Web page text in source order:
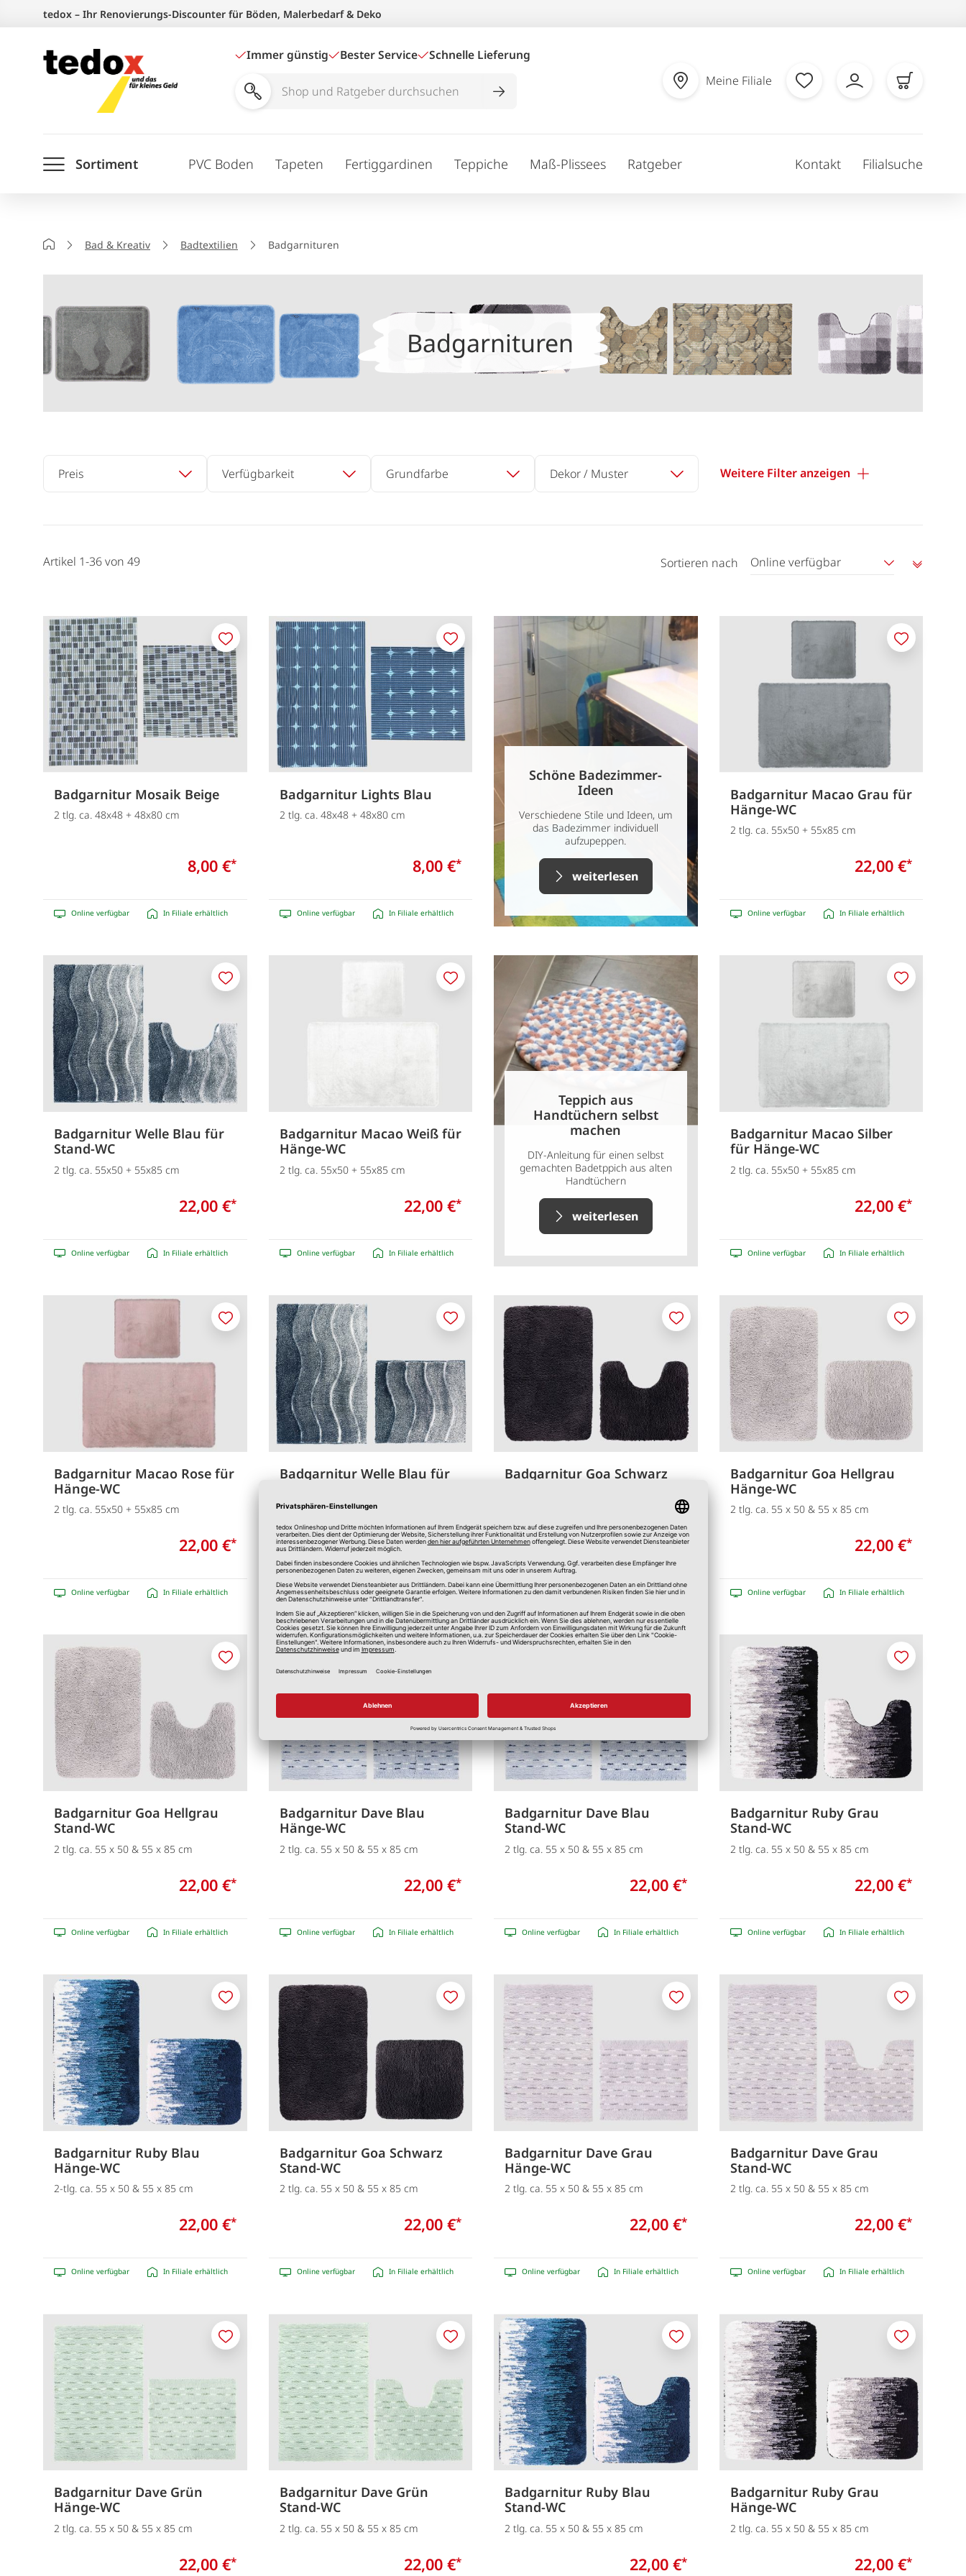
springen
tedox – Ihr Renovierungs-Discounter für Böden, Malerbedarf & Deko
Immer günstig Bester Service Schnelle Lieferung
Shop
durchsuchen
Meine Filiale
Sortiment PVC Boden Tapeten Fertiggardinen Teppiche Maß-Plissees Ratgeber Kontakt Filialsuche
StartseiteBad & Kreativ Badtextilien Badgarnituren
Badgarnituren
Preis Verfügbarkeit Grundfarbe Dekor / Muster Weitere Filter anzeigen
Artikel 1-36von 49 Sortieren nach Online verfügbar
Badgarnitur Mosaik Beige
2 tlg. ca. 48x48 + 48x80 cm
8,00 €*
Online verfügbar In Filiale erhältlich
Merken
Badgarnitur Lights Blau
2 tlg. ca. 48x48 + 48x80 cm
8,00 €*
Online verfügbar In Filiale erhältlich
Merken
Schöne Badezimmer-
Ideen
Verschiedene Stile und Ideen, um
das Badezimmer individuell
aufzupeppen.
weiterlesen
Badgarnitur Macao Grau für
Hänge-WC
2 tlg. ca. 55x50 + 55x85 cm
22,00 €*
Online verfügbar In Filiale erhältlich
Merken
Badgarnitur Welle Blau für
Stand-WC
2 tlg. ca. 55x50 + 55x85 cm
22,00 €*
Online verfügbar In Filiale erhältlich
Merken
Badgarnitur Macao Weiß für
Hänge-WC
2 tlg. ca. 55x50 + 55x85 cm
22,00 €*
Online verfügbar In Filiale erhältlich
Merken
Teppich aus
Handtüchern selbst
machen
DIY-Anleitung für einen selbst
gemachten Badetppich aus alten
Handtüchern
weiterlesen
Badgarnitur Macao Silber
für Hänge-WC
2 tlg. ca. 55x50 + 55x85 cm
22,00 €*
Online verfügbar In Filiale erhältlich
Merken
Badgarnitur Macao Rose für
Hänge-WC
2 tlg. ca. 55x50 + 55x85 cm
22,00 €*
Online verfügbar In Filiale erhältlich
Merken
Badgarnitur Welle Blau für
2 tlg. ca. 55x50 + 55x85 cm
22,00 €*
Online verfügbar In Filiale erhältlich
Merken
Badgarnitur Goa Schwarz
22,00 €*
Online verfügbar In Filiale erhältlich
Merken
Badgarnitur Goa Hellgrau
Hänge-WC
2 tlg. ca. 55 x 50 & 55 x 85 cm
22,00 €*
Online verfügbar In Filiale erhältlich
Merken
Badgarnitur Goa Hellgrau
Stand-WC
2 tlg. ca. 55 x 50 & 55 x 85 cm
22,00 €*
Online verfügbar In Filiale erhältlich
Merken
Badgarnitur Dave Blau
Hänge-WC
2 tlg. ca. 55 x 50 & 55 x 85 cm
22,00 €*
Online verfügbar In Filiale erhältlich
Badgarnitur Dave Blau
Stand-WC
2 tlg. ca. 55 x 50 & 55 x 85 cm
22,00 €*
Online verfügbar In Filiale erhältlich
Badgarnitur Ruby Grau
Stand-WC
2 tlg. ca. 55 x 50 & 55 x 85 cm
22,00 €*
Online verfügbar In Filiale erhältlich
Merken
Badgarnitur Ruby Blau
Hänge-WC
2-tlg. ca. 55 x 50 & 55 x 85 cm
22,00 €*
Online verfügbar In Filiale erhältlich
Merken
Badgarnitur Goa Schwarz
Stand-WC
2 tlg. ca. 55 x 50 & 55 x 85 cm
22,00 €*
Online verfügbar In Filiale erhältlich
Merken
Badgarnitur Dave Grau
Hänge-WC
2 tlg. ca. 55 x 50 & 55 x 85 cm
22,00 €*
Online verfügbar In Filiale erhältlich
Merken
Badgarnitur Dave Grau
Stand-WC
2 tlg. ca. 55 x 50 & 55 x 85 cm
22,00 €*
Online verfügbar In Filiale erhältlich
Merken
Badgarnitur Dave Grün
Hänge-WC
2 tlg. ca. 55 x 50 & 55 x 85 cm
22,00 €*
Merken
Badgarnitur Dave Grün
Stand-WC
2 tlg. ca. 55 x 50 & 55 x 85 cm
22,00 €*
Merken
Badgarnitur Ruby Blau
Stand-WC
2 tlg. ca. 55 x 50 & 55 x 85 cm
22,00 €*
Merken
Badgarnitur Ruby Grau
Hänge-WC
2 tlg. ca. 55 x 50 & 55 x 85 cm
22,00 €*
Merken